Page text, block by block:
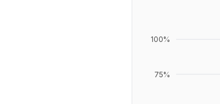
75%
100%